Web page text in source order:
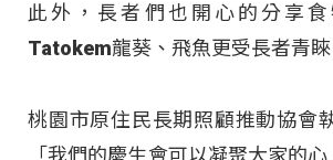
此外，長者們也開心的分享
Tatokem龍葵、飛魚更受長者青睞
桃園市原住民長期照顧推動協會
「我們的慶生會可以凝聚大家的